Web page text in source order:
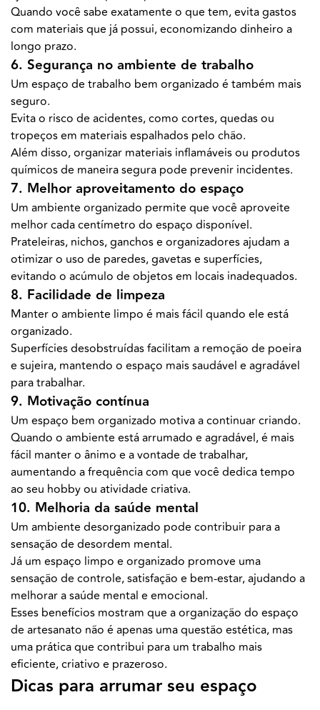
Quando você sabe exatamente o que tem, evita gastos
com materiais que já possui, economizando dinheiro a
longo prazo.
6. Segurança no ambiente de trabalho
Um espaço de trabalho bem organizado é também mais
seguro.
Evita o risco de acidentes, como cortes, quedas ou
tropeços em materiais espalhados pelo chão.
Além disso, organizar materiais inflamáveis ou produtos
químicos de maneira segura pode prevenir incidentes.
7. Melhor aproveitamento do espaço
Um ambiente organizado permite que você aproveite
melhor cada centímetro do espaço disponível.
Prateleiras, nichos, ganchos e organizadores ajudam a
otimizar o uso de paredes, gavetas e superfícies,
evitando o acúmulo de objetos em locais inadequados.
8. Facilidade de limpeza
Manter o ambiente limpo é mais fácil quando ele está
organizado.
Superfícies desobstruídas facilitam a remoção de poeira
e sujeira, mantendo o espaço mais saudável e agradável
para trabalhar.
9. Motivação contínua
Um espaço bem organizado motiva a continuar criando.
Quando o ambiente está arrumado e agradável, é mais
fácil manter o ânimo e a vontade de trabalhar,
aumentando a frequência com que você dedica tempo
ao seu hobby ou atividade criativa.
10. Melhoria da saúde mental
Um ambiente desorganizado pode contribuir para a
sensação de desordem mental.
Já um espaço limpo e organizado promove uma
sensação de controle, satisfação e bem-estar, ajudando a
melhorar a saúde mental e emocional.
Esses benefícios mostram que a organização do espaço
de artesanato não é apenas uma questão estética, mas
uma prática que contribui para um trabalho mais
eficiente, criativo e prazeroso.
Dicas para arrumar seu espaço